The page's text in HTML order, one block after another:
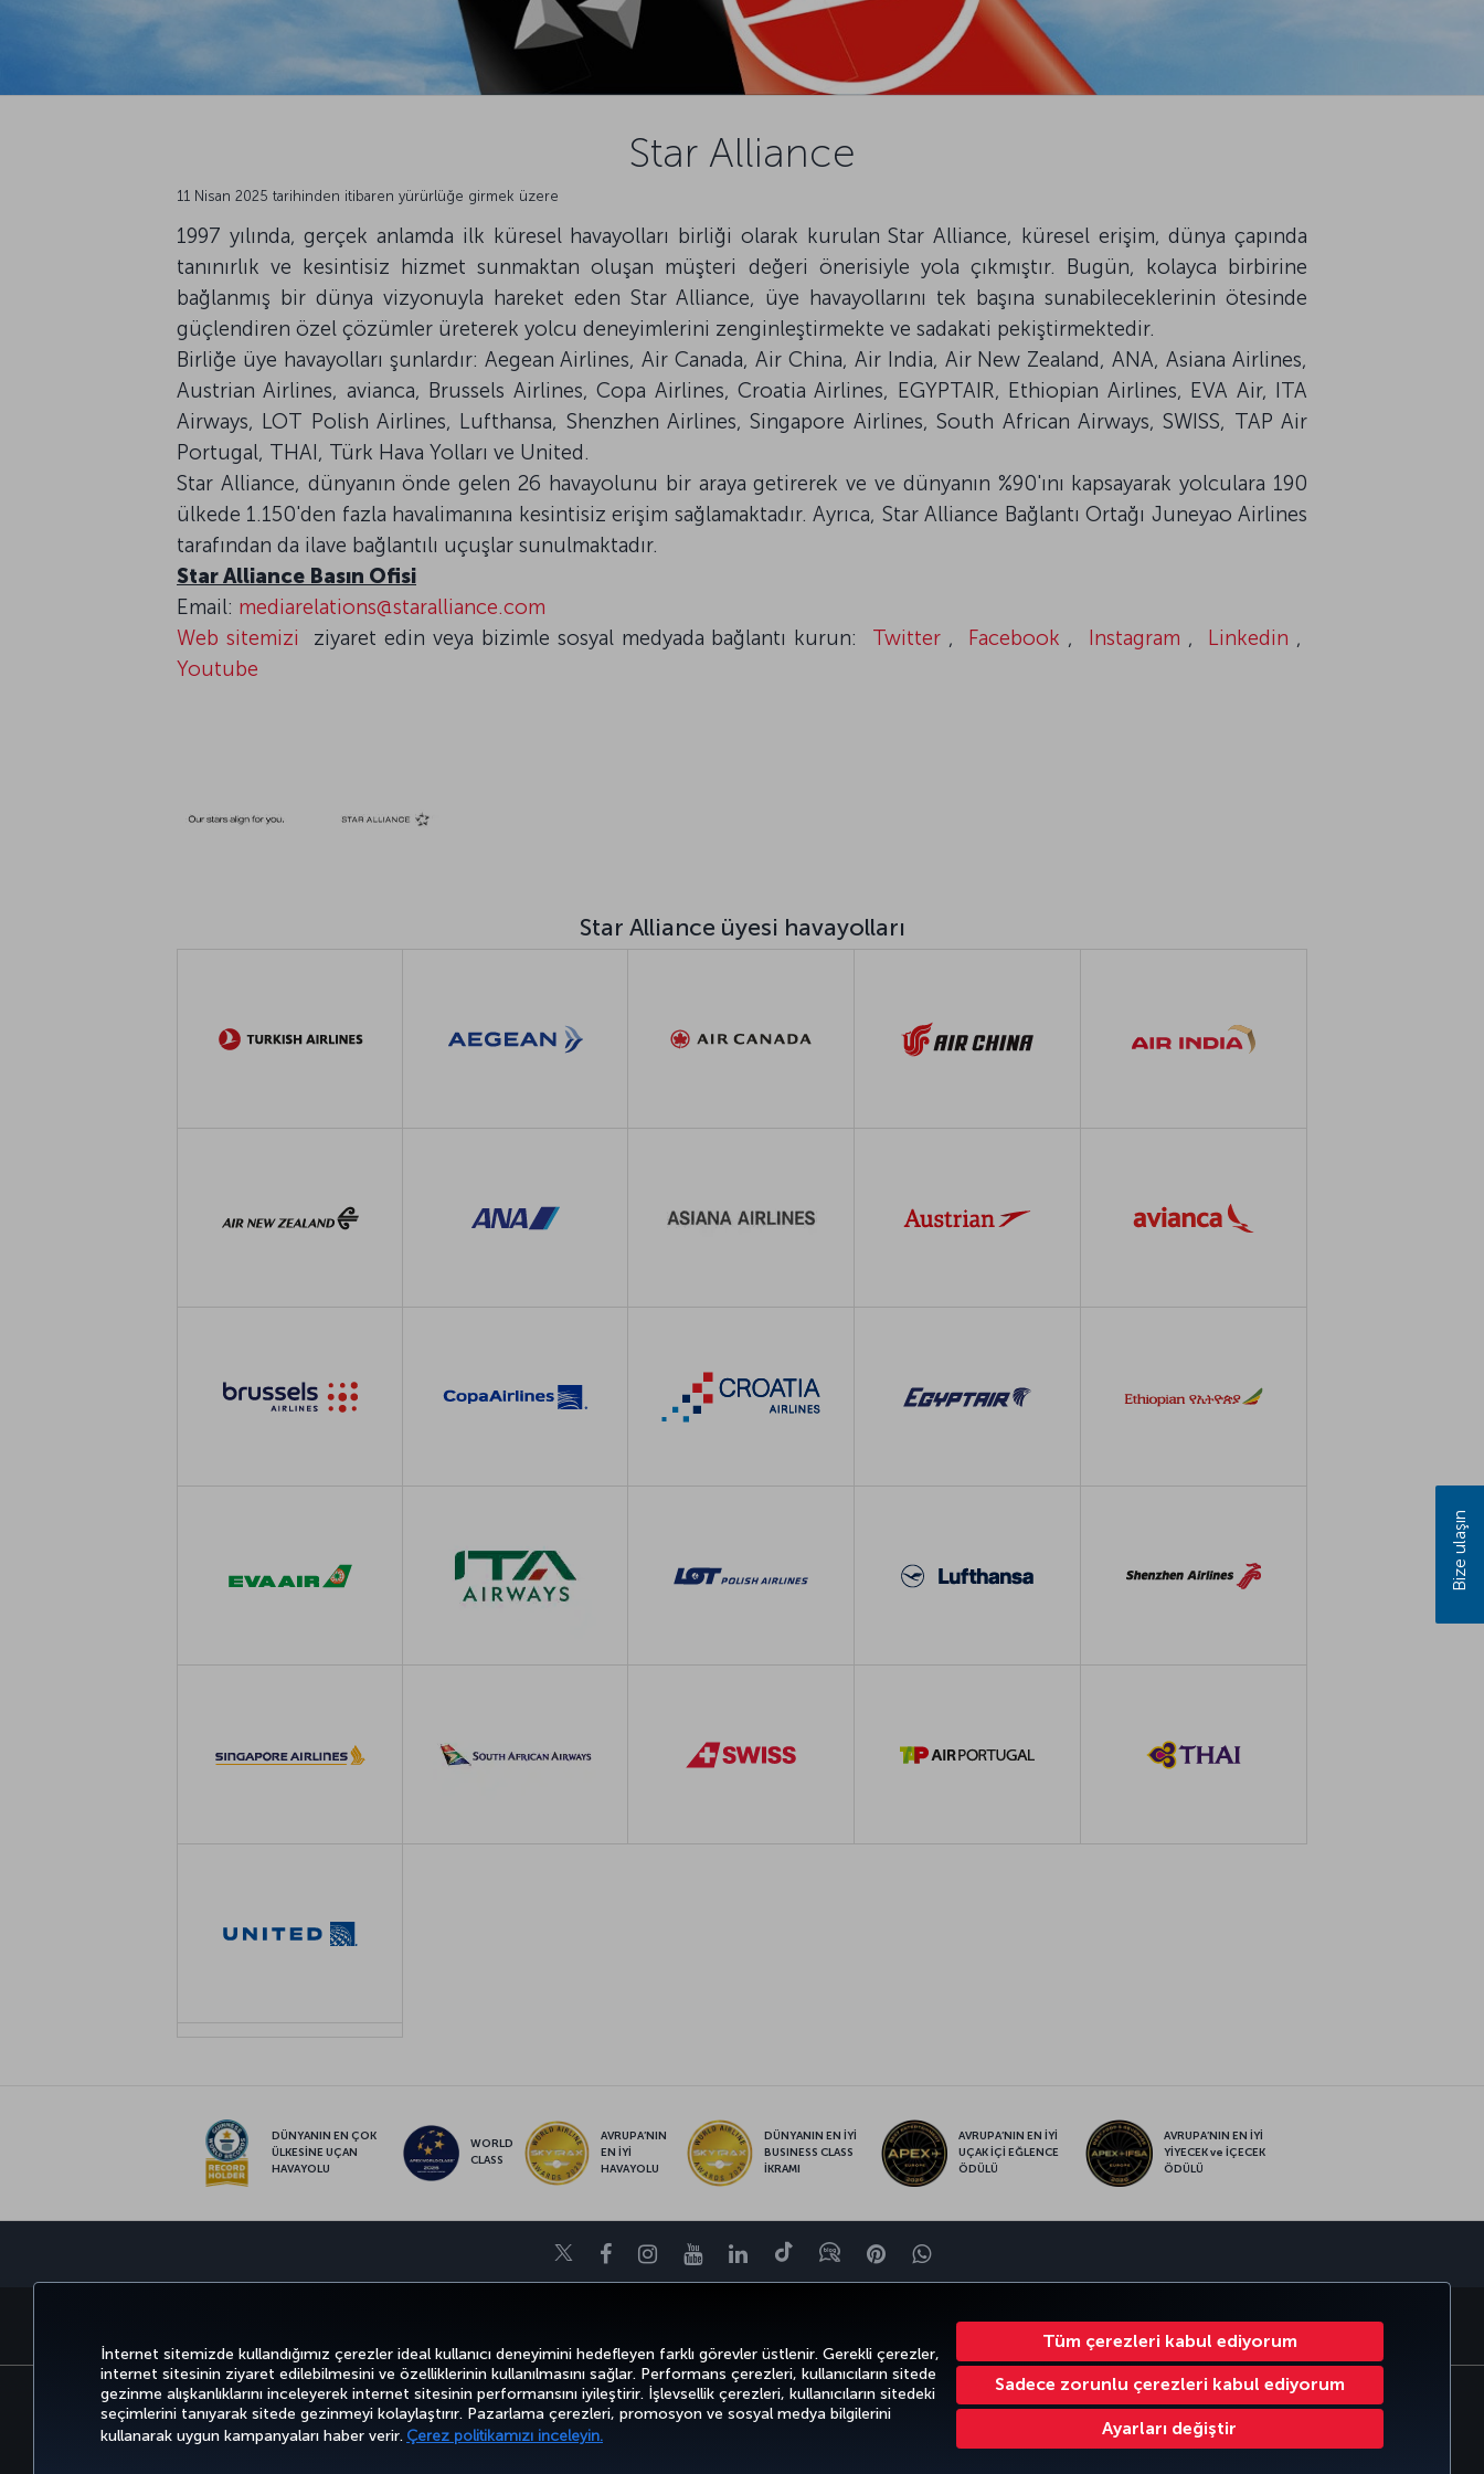
İnternet sitemizde kullandığımız çerezler ideal kullanıcı deneyimini hedefleyen farklı görevler üstlenir. Gerekli çerezler,
internet sitesinin ziyaret edilebilmesini ve özelliklerinin kullanılmasını sağlar. Performans çerezleri, kullanıcıların sitede
gezinme alışkanlıklarını inceleyerek internet sitesinin performansını iyileştirir. İşlevsellik çerezleri, kullanıcıların sitedeki
seçimlerini tanıyarak sitede gezinmeyi kolaylaştırır. Pazarlama çerezleri, promosyon ve sosyal medya bilgilerini
kullanarak uygun kampanyaları haber verir. Çerez politikamızı inceleyin.
Tüm çerezleri kabul ediyorum
Sadece zorunlu çerezleri kabul ediyorum
Ayarları değiştir
Star Alliance
11 Nisan 2025 tarihinden itibaren yürürlüğe girmek üzere
1997 yılında, gerçek anlamda ilk küresel havayolları birliği olarak kurulan Star Alliance, küresel erişim, dünya çapında
tanınırlık ve kesintisiz hizmet sunmaktan oluşan müşteri değeri önerisiyle yola çıkmıştır. Bugün, kolayca birbirine
bağlanmış bir dünya vizyonuyla hareket eden Star Alliance, üye havayollarını tek başına sunabileceklerinin ötesinde
güçlendiren özel çözümler üreterek yolcu deneyimlerini zenginleştirmekte ve sadakati pekiştirmektedir.
Birliğe üye havayolları şunlardır: Aegean Airlines, Air Canada, Air China, Air India, Air New Zealand, ANA, Asiana Airlines,
Austrian Airlines, avianca, Brussels Airlines, Copa Airlines, Croatia Airlines, EGYPTAIR, Ethiopian Airlines, EVA Air, ITA
Airways, LOT Polish Airlines, Lufthansa, Shenzhen Airlines, Singapore Airlines, South African Airways, SWISS, TAP Air
Portugal, THAI, Türk Hava Yolları ve United.
Star Alliance, dünyanın önde gelen 26 havayolunu bir araya getirerek ve ve dünyanın %90'ını kapsayarak yolculara 190
ülkede 1.150'den fazla havalimanına kesintisiz erişim sağlamaktadır. Ayrıca, Star Alliance Bağlantı Ortağı Juneyao Airlines
tarafından da ilave bağlantılı uçuşlar sunulmaktadır.
Star Alliance Basın Ofisi
Email: mediarelations@staralliance.com
Web sitemizi ziyaret edin veya bizimle sosyal medyada bağlantı kurun: Twitter, Facebook , Instagram , Linkedin ,
Youtube
Star Alliance üyesi havayolları
DÜNYANIN EN ÇOK
ÜLKESİNE UÇAN
HAVAYOLU
WORLD
CLASS
AVRUPA’NIN
EN İYİ
HAVAYOLU
DÜNYANIN EN İYİ
BUSINESS CLASS
İKRAMI
AVRUPA’NIN EN İYİ
UÇAK İÇİ EĞLENCE
ÖDÜLÜ
AVRUPA’NIN EN İYİ
YİYECEK ve İÇECEK
ÖDÜLÜ
TwitterFacebookInstagram
YoutubeLinkedIn
TiktokBlogPinterestWhatsapp
CORPORATE CLUB TÜRK HAVA YOLLARI
Bilgi Toplumu Hizmetleri Erişilebilirlik Gizlilik ve Çerez Politikası Yasal Uyarı Yolcu Hakları
Çerez Ayarlarını Değiştir
Türk Hava Yolları A.O. Her hakkı saklıdır. © 1996 - 2026
Bize ulaşın